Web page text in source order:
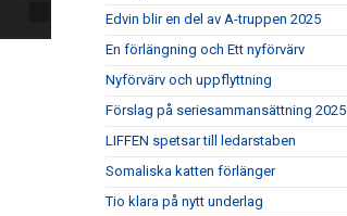
Edvin blir en del av A-truppen 2025
En förlängning och Ett nyförvärv
Nyförvärv och uppflyttning
Förslag på seriesammansättning 2025
LIFFEN spetsar till ledarstaben
Somaliska katten förlänger
Tio klara på nytt underlag